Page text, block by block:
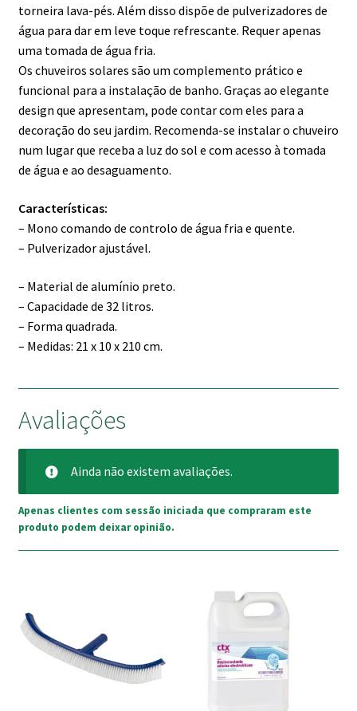
torneira lava-pés. Além disso dispõe de pulverizadores de
água para dar em leve toque refrescante. Requer apenas
uma tomada de água fria.
Os chuveiros solares são um complemento prático e
funcional para a instalação de banho. Graças ao elegante
design que apresentam, pode contar com eles para a
decoração do seu jardim. Recomenda-se instalar o chuveiro
num lugar que receba a luz do sol e com acesso à tomada
de água e ao desaguamento.
Características:
– Mono comando de controlo de água fria e quente.
– Pulverizador ajustável.
– Material de alumínio preto.
– Capacidade de 32 litros.
– Forma quadrada.
– Medidas: 21 x 10 x 210 cm.
Avaliações
Ainda não existem avaliações.
Apenas clientes com sessão iniciada que compraram este
produto podem deixar opinião.